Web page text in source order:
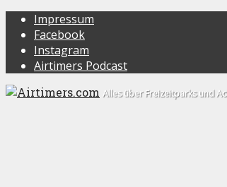
Impressum
Facebook
Instagram
Airtimers Podcast
Alles über Freizeitparks und